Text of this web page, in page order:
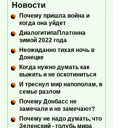
Новости
Почему пришла война и
когда она уйдет
ДиалогитипаПлатонна
зимой 2022 года
Неожиданно тихая ночь в
Донецке
Когда нужно думать как
выжить и не оскотиниться
И треснул мир напополам, в
семье разлом
Почему Донбасс не
замечали и не замечают?
Почему не надо думать, что
Зеленский - голубь мира